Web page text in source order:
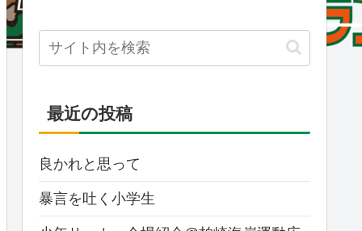
最近の投稿
良かれと思って
暴言を吐く小学生